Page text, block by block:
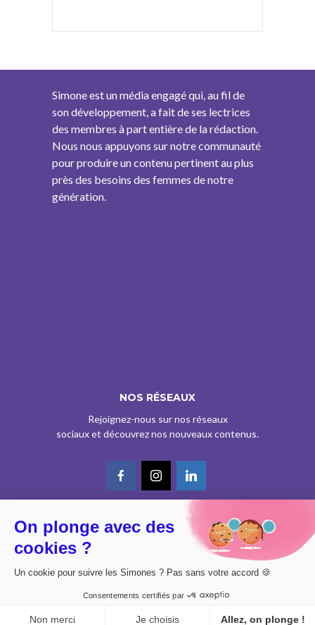
Simone est un média engagé qui, au fil de
son développement, a fait de ses lectrices
des membres à part entière de la rédaction.
Nous nous appuyons sur notre communauté
pour produire un contenu pertinent au plus
près des besoins des femmes de notre
génération.
NOS RÉSEAUX
Rejoignez-nous sur nos réseaux
sociaux et découvrez nos nouveaux contenus.
© CE SITE EST AGRÉÉ COMME SERVICE DE PRESSE EN LIGNE PAR LA
CPPAP SOUS LE N° 0626 Z 93934 (IPG ART.39BISA CGI)
POLITIQUE DE CONFIDENTIALITÉ
On plonge avec des
cookies ?
Un cookie pour suivre les Simones ? Pas sans votre accord 🍪
Consentements certifiés par
Non merci Je choisis Allez, on plonge !